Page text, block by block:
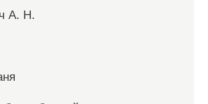
А. Н.